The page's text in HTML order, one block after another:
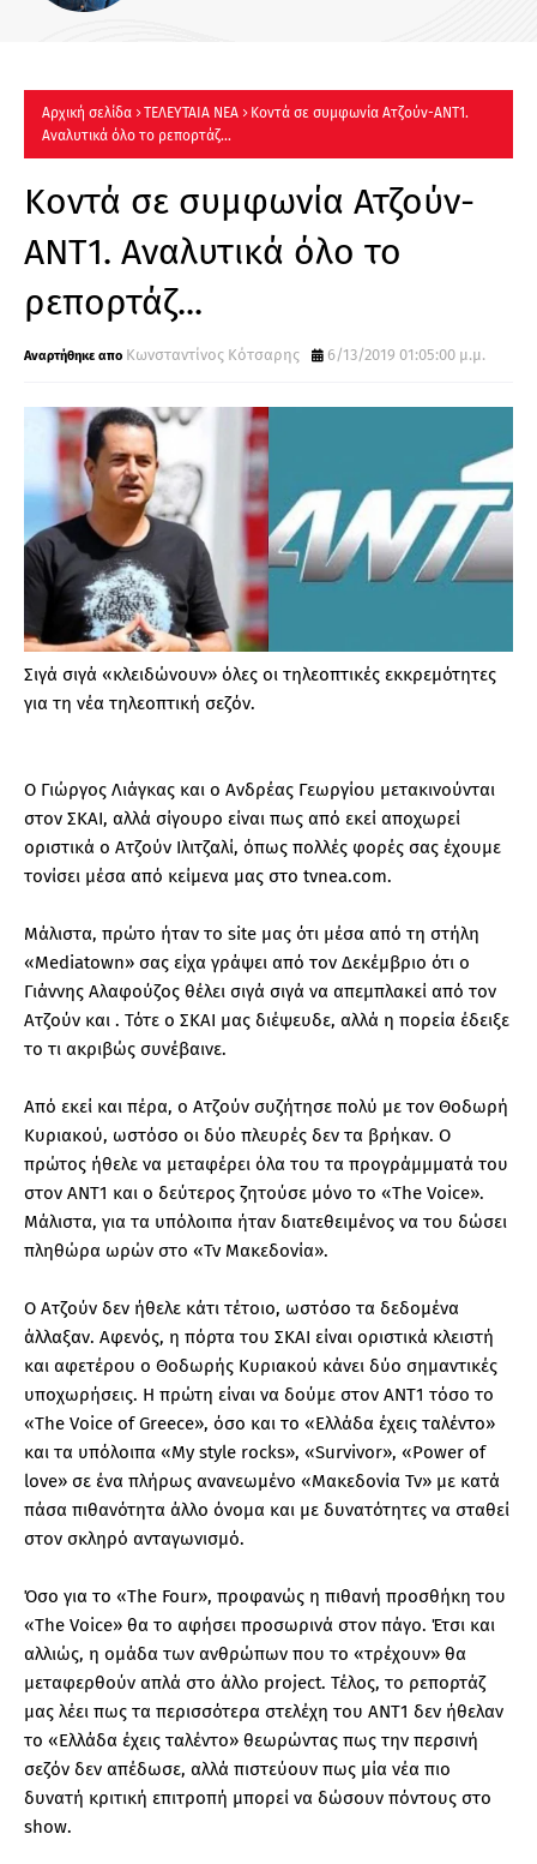
Αρχική σελίδα ΤΕΛΕΥΤΑΙΑ ΝΕΑ
Κοντά σε συμφωνία Ατζούν-ΑΝΤ1.
Αναλυτικά όλο το ρεπορτάζ...
Κοντά σε συμφωνία Ατζούν-
ΑΝΤ1. Αναλυτικά όλο το
ρεπορτάζ...
Κωνσταντίνος Κότσαρης 6/13/2019 01:05:00 μ.μ.
Σιγά σιγά «κλειδώνουν» όλες οι τηλεοπτικές εκκρεμότητες
για τη νέα τηλεοπτική σεζόν.
Ο Γιώργος Λιάγκας και ο Ανδρέας Γεωργίου μετακινούνται
στον ΣΚΑΙ, αλλά σίγουρο είναι πως από εκεί αποχωρεί
οριστικά ο Ατζούν Ιλιτζαλί, όπως πολλές φορές σας έχουμε
τονίσει μέσα από κείμενα μας στο tvnea.com.
Μάλιστα, πρώτο ήταν το site μας ότι μέσα από τη στήλη
«Mediatown» σας είχα γράψει από τον Δεκέμβριο ότι ο
Γιάννης Αλαφούζος θέλει σιγά σιγά να απεμπλακεί από τον
Ατζούν και . Τότε ο ΣΚΑΙ μας διέψευδε, αλλά η πορεία έδειξε
το τι ακριβώς συνέβαινε.
Από εκεί και πέρα, ο Ατζούν συζήτησε πολύ με τον Θοδωρή
Κυριακού, ωστόσο οι δύο πλευρές δεν τα βρήκαν. Ο
πρώτος ήθελε να μεταφέρει όλα του τα προγράμμματά του
στον ΑΝΤ1 και ο δεύτερος ζητούσε μόνο το «The Voice».
Μάλιστα, για τα υπόλοιπα ήταν διατεθειμένος να του δώσει
πληθώρα ωρών στο «Tv Μακεδονία».
Ο Ατζούν δεν ήθελε κάτι τέτοιο, ωστόσο τα δεδομένα
άλλαξαν. Αφενός, η πόρτα του ΣΚΑΙ είναι οριστικά κλειστή
και αφετέρου ο Θοδωρής Κυριακού κάνει δύο σημαντικές
υποχωρήσεις. Η πρώτη είναι να δούμε στον ΑΝΤ1 τόσο το
«The Voice of Greece», όσο και το «Ελλάδα έχεις ταλέντο»
και τα υπόλοιπα «My style rocks», «Survivor», «Power of
love» σε ένα πλήρως ανανεωμένο «Μακεδονία Tv» με κατά
πάσα πιθανότητα άλλο όνομα και με δυνατότητες να σταθεί
στον σκληρό ανταγωνισμό.
Όσο για το «Τhe Four», προφανώς η πιθανή προσθήκη του
«The Voice» θα το αφήσει προσωρινά στον πάγο. Έτσι και
αλλιώς, η ομάδα των ανθρώπων που το «τρέχουν» θα
μεταφερθούν απλά στο άλλο project. Τέλος, το ρεπορτάζ
μας λέει πως τα περισσότερα στελέχη του ΑΝΤ1 δεν ήθελαν
το «Ελλάδα έχεις ταλέντο» θεωρώντας πως την περσινή
σεζόν δεν απέδωσε, αλλά πιστεύουν πως μία νέα πιο
δυνατή κριτική επιτροπή μπορεί να δώσουν πόντους στο
show.